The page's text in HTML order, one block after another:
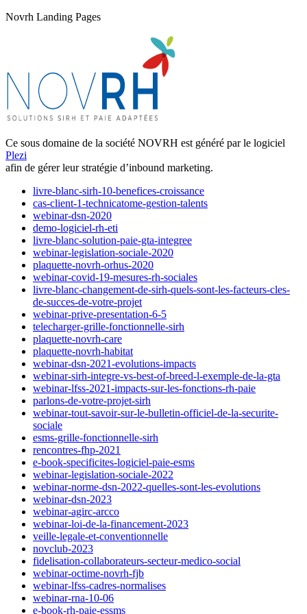
Novrh Landing Pages
Ce sous domaine de la société NOVRH est généré par le logiciel
Plezi
afin de gérer leur stratégie d’inbound marketing.
livre-blanc-sirh-10-benefices-croissance
cas-client-1-technicatome-gestion-talents
webinar-dsn-2020
demo-logiciel-rh-eti
livre-blanc-solution-paie-gta-integree
webinar-legislation-sociale-2020
plaquette-novrh-orhus-2020
webinar-covid-19-mesures-rh-sociales
livre-blanc-changement-de-sirh-quels-sont-les-facteurs-cles-
de-succes-de-votre-projet
webinar-prive-presentation-6-5
telecharger-grille-fonctionnelle-sirh
plaquette-novrh-care
plaquette-novrh-habitat
webinar-dsn-2021-evolutions-impacts
webinar-sirh-integre-vs-best-of-breed-l-exemple-de-la-gta
webinar-lfss-2021-impacts-sur-les-fonctions-rh-paie
parlons-de-votre-projet-sirh
webinar-tout-savoir-sur-le-bulletin-officiel-de-la-securite-
sociale
esms-grille-fonctionnelle-sirh
rencontres-fhp-2021
e-book-specificites-logiciel-paie-esms
webinar-legislation-sociale-2022
webinar-norme-dsn-2022-quelles-sont-les-evolutions
webinar-dsn-2023
webinar-agirc-arcco
webinar-loi-de-la-financement-2023
veille-legale-et-conventionnelle
novclub-2023
fidelisation-collaborateurs-secteur-medico-social
webinar-octime-novrh-fjb
webinar-lfss-cadres-normalises
webinar-rna-10-06
e-book-rh-paie-essms